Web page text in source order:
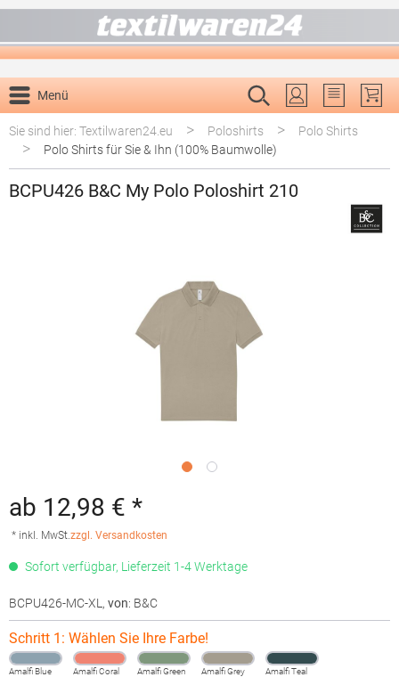
Menü
Du hast 0
Sie sind hier: Textilwaren24.eu
> Poloshirts > Polo Shirts
> Polo Shirts für Sie & Ihn (100% Baumwolle)
BCPU426 B&C My Polo Poloshirt 210
ab 12,98 € *
* inkl. MwSt.zzgl. Versandkosten
Sofort verfügbar, Lieferzeit 1-4 Werktage
BCPU426-MC-XL , von: B&C
Schritt 1: Wählen Sie Ihre Farbe!
Amalfi Blue Amalfi Coral Amalfi Green Amalfi Grey Amalfi Teal